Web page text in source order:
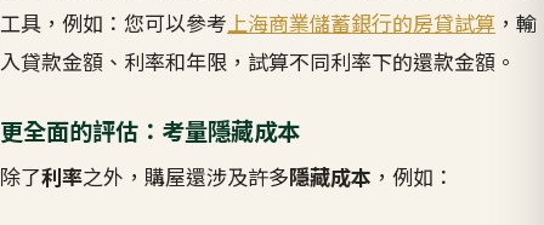
工具，例如：您可以參考 上海商業儲蓄銀行的房貸試算 ，輸
入貸款金額、利率和年限，試算不同利率下的還款金額。
更全面的評估：考量隱藏成本
除了利率之外，購屋還涉及許多隱藏成本 ，例如：